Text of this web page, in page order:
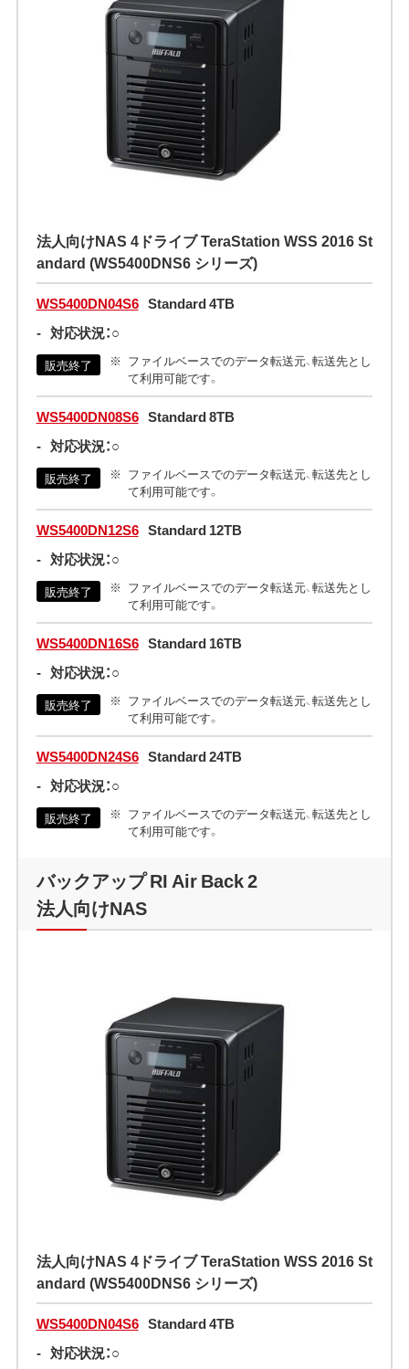
法人向けNAS 4ドライブ TeraStation WSS 2016 St
andard (WS5400DNS6 シリーズ)
WS5400DN04S6 Standard 4TB
- 対応状況：○
販売終了
ファイルベースでのデータ転送元、転送先とし
て利用可能です。
WS5400DN08S6 Standard 8TB
- 対応状況：○
販売終了
ファイルベースでのデータ転送元、転送先とし
て利用可能です。
WS5400DN12S6 Standard 12TB
- 対応状況：○
販売終了
ファイルベースでのデータ転送元、転送先とし
て利用可能です。
WS5400DN16S6 Standard 16TB
- 対応状況：○
販売終了
ファイルベースでのデータ転送元、転送先とし
て利用可能です。
WS5400DN24S6 Standard 24TB
- 対応状況：○
販売終了
ファイルベースでのデータ転送元、転送先とし
て利用可能です。
バックアップ RI Air Back 2
法人向けNAS
法人向けNAS 4ドライブ TeraStation WSS 2016 St
andard (WS5400DNS6 シリーズ)
WS5400DN04S6 Standard 4TB
- 対応状況：○